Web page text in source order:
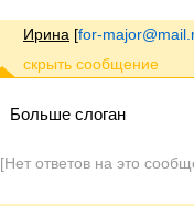
Ирина [for-
Больше слоган
[Нет ответов на это